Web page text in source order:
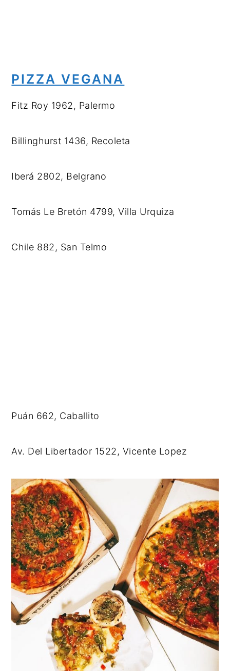
PIZZA VEGANA
Fitz Roy 1962, Palermo
Billinghurst 1436, Recoleta
Iberá 2802, Belgrano
Tomás Le Bretón 4799, Villa Urquiza
Chile 882, San Telmo
Puán 662, Caballito
Av. Del Libertador 1522, Vicente Lopez